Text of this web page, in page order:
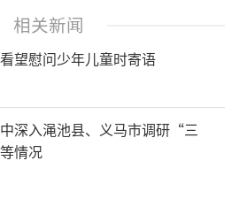
相关新闻
望慰问少年儿童时寄语
深入渑池县、义马市调研“三
情况